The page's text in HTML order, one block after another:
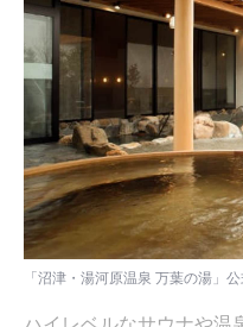
「沼津・湯河原温泉 万葉の湯」